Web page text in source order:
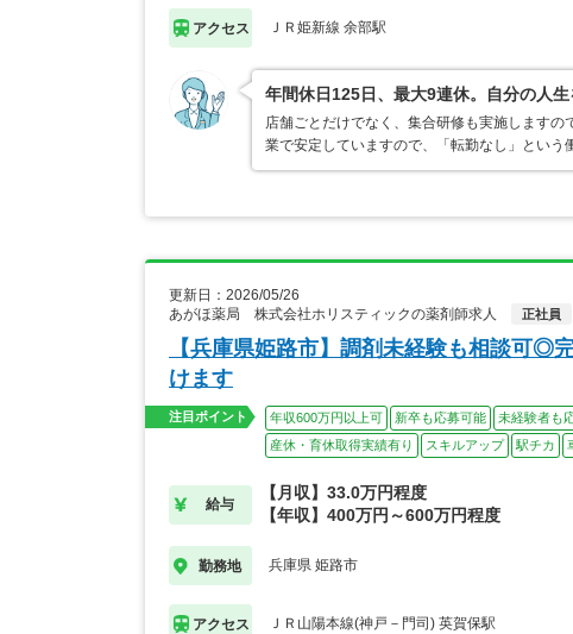
アクセス ＪＲ姫新線 余部駅
年間休日125日、最大9連休。自分の人
店舗ごとだけでなく、集合研修も実施します
業で安定していますので、「転勤なし」とい
更新日：2026/05/26
あがほ薬局 株式会社ホリスティックの薬剤師求人
正社員
【兵庫県姫路市】調剤未経験も相談可◎
けます
注目ポイント 年収600万円以上可 新卒も応募可能 未経験者も
産休・育休取得実績有り
スキルアップ 駅チカ
給与
【月収】33.0万円程度
【年収】400万円～600万円程度
勤務地 兵庫県 姫路市
アクセス ＪＲ山陽本線(神戸－門司) 英賀保駅